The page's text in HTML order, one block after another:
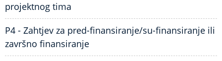
projektnog tima
P4 - Zahtjev za pred-finansiranje/su-finansiranje ili
završno finansiranje